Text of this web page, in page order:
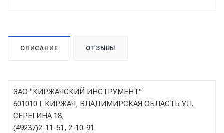
ОПИСАНИЕ ОТЗЫВЫ
ЗАО "КИРЖАЧСКИЙ ИНСТРУМЕНТ"
601010 Г.КИРЖАЧ, ВЛАДИМИРСКАЯ ОБЛАСТЬ УЛ.
СЕРЕГИНА 18,
(49237)2-11-51, 2-10-91